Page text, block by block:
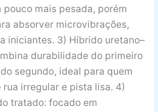
pouco mais pesada, porém
absorver microvibrações,
iniciantes. 3) Híbrido uretano–
durabilidade do primeiro
segundo, ideal para quem
rua irregular e pista lisa. 4)
tratado: focado em